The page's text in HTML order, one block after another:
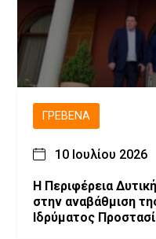
ΓΡΕΒΕΝΆ
10 Ιουλίου 2026
Η Περιφέρεια
στην αναβάθμιση
Ιδρύματος